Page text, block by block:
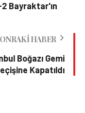
Bayraktar'ın
HABER
Boğazı Gemi
Kapatıldı